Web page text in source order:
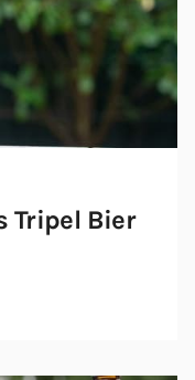
Tripel Bier